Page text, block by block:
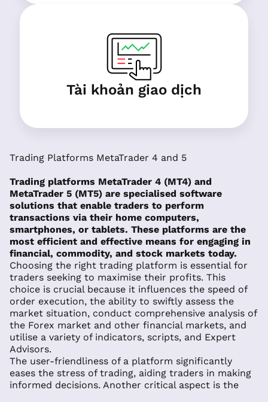
Tài khoản giao dịch
Trading Platforms MetaTrader 4 and 5
Trading platforms MetaTrader 4 (MT4) and
MetaTrader 5 (MT5) are specialised software
solutions that enable traders to perform
transactions via their home computers,
smartphones, or tablets. These platforms are the
most efficient and effective means for engaging in
financial, commodity, and stock markets today.
Choosing the right trading platform is essential for
traders seeking to maximise their profits. This
choice is crucial because it influences the speed of
order execution, the ability to swiftly assess the
market situation, conduct comprehensive analysis of
the Forex market and other financial markets, and
utilise a variety of indicators, scripts, and Expert
Advisors.
The user-friendliness of a platform significantly
eases the stress of trading, aiding traders in making
informed decisions. Another critical aspect is the